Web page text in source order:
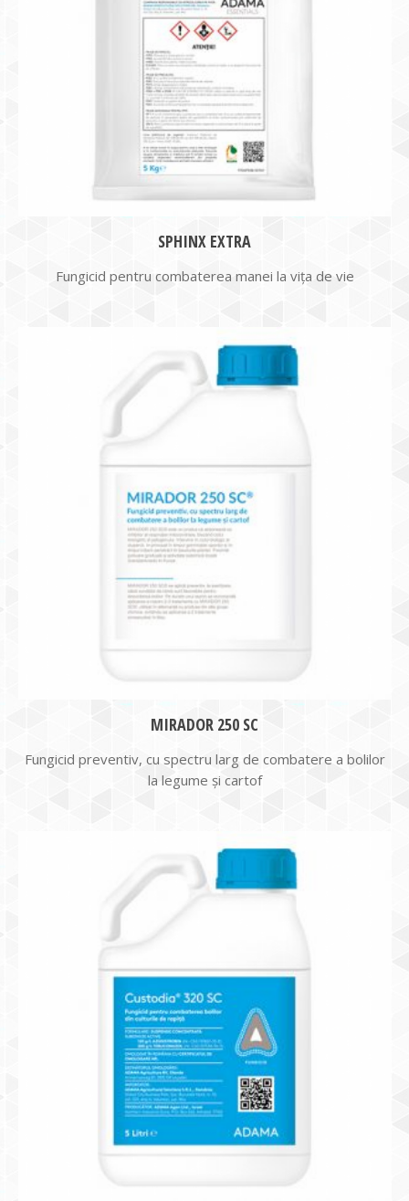
SPHINX EXTRA
Fungicid pentru combaterea manei la viţa de vie
MIRADOR 250 SC
Fungicid preventiv, cu spectru larg de combatere a bolilor
la legume și cartof